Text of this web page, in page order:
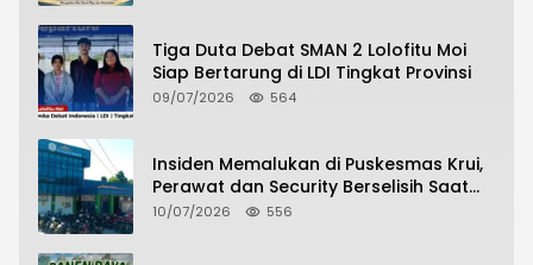
Tiga Duta Debat SMAN 2 Lolofitu Moi
Siap Bertarung di LDI Tingkat Provinsi
09/07/2026 564
Insiden Memalukan di Puskesmas Krui,
Perawat dan Security Berselisih Saat
Pelayanan Pasien Berlangsung
10/07/2026 556